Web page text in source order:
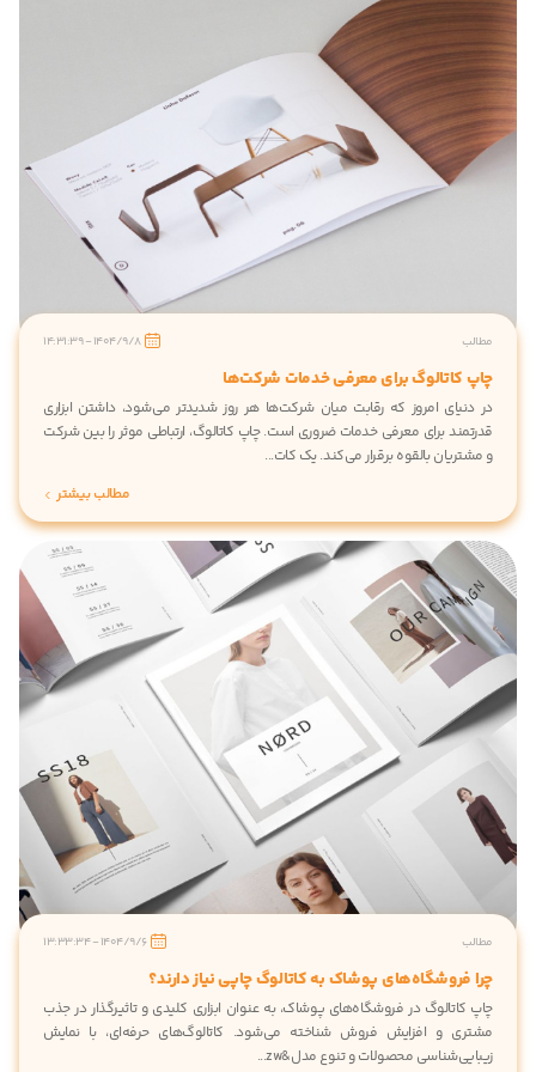
مطالب 1404/9/8 - 14:31:39
چاپ کاتالوگ برای معرفی خدمات شرکت‌ها
در دنیای امروز که رقابت میان شرکت‌ها هر روز شدیدتر می‌شود، داشتن ابزاری
قدرتمند برای معرفی خدمات ضروری است. چاپ کاتالوگ، ارتباطی موثر را بین شرکت
و مشتریان بالقوه برقرار می‌کند. یک کات...
مطالب بیشتر
مطالب 1404/9/6 - 13:33:34
چرا فروشگاه‌های پوشاک به کاتالوگ چاپی نیاز دارند؟
چاپ کاتالوگ در فروشگاه‌های پوشاک، به عنوان ابزاری کلیدی و تاثیرگذار در جذب
مشتری و افزایش فروش شناخته می‌شود. کاتالوگ‌های حرفه‌ای، با نمایش
زیبایی‌شناسی محصولات و تنوع مدل&zw...